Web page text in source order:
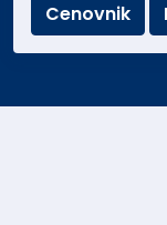
Cenovnik